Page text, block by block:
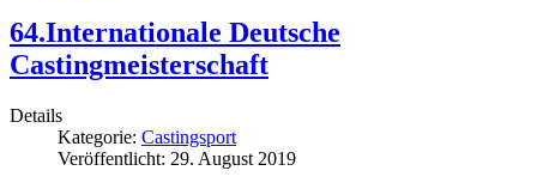
64.Internationale Deutsche
Castingmeisterschaft
Details
Kategorie: Castingsport
Veröffentlicht: 29. August 2019